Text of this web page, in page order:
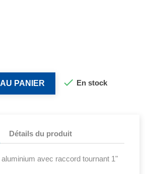
PANIER  En stock
Détails du produit
avec raccord tournant 1"